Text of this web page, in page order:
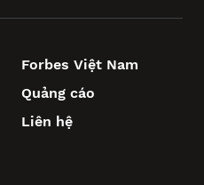
Forbes Việt Nam
Quảng cáo
Liên hệ